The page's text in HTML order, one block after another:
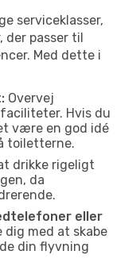
serviceklasser,
der passer til
Med dette i
Overvej
Hvis du
være en god idé
toiletterne.
drikke rigeligt
da
eller
med at skabe
din flyvning